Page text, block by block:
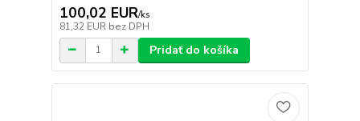
100,02 EUR/ks
81,32 EUR bez DPH
Pridať do košíka